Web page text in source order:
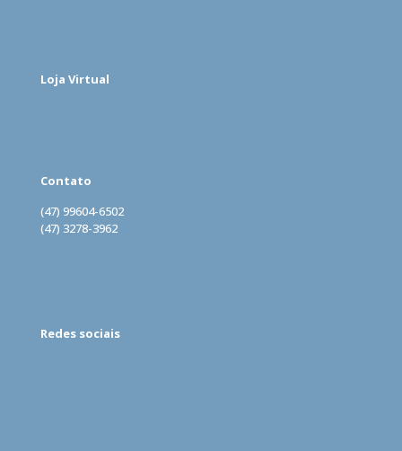
Loja Virtual
Contato
(47) 99604-6502
(47) 3278-3962
Redes sociais